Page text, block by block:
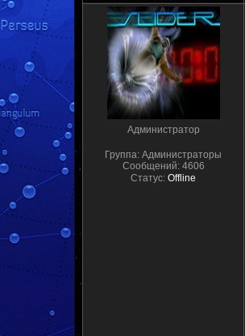
Администратор
Группа: Администраторы
Сообщений: 4606
Статус: Offline